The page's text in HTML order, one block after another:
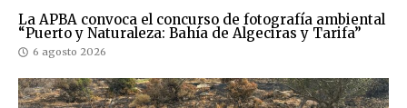
La APBA convoca el concurso de fotografía ambiental
“Puerto y Naturaleza: Bahía de Algeciras y Tarifa”
6 agosto 2026